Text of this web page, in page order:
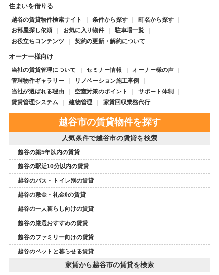
住まいを借りる
越谷の賃貸物件検索サイト 条件から探す
町名から探す
お部屋探し依頼
お気に入り物件
駐車場一覧
お役立ちコンテンツ
契約の更新・解約について
オーナー様向け
当社の賃貸管理について セミナー情報
オーナー様の声
管理物件ギャラリー
リノベーション施工事例
当社が選ばれる理由
空室対策のポイント
サポート体制
賃貸管理システム
建物管理 家賃回収業務代行
越谷市の賃貸物件を探す
人気条件で越谷市の賃貸を検索
越谷の築5年以内の賃貸
越谷の駅近10分以内の賃貸
越谷のバス・トイレ別の賃貸
越谷の敷金・礼金0の賃貸
越谷の一人暮らし向けの賃貸
越谷の厳選おすすめの賃貸
越谷のファミリー向けの賃貸
越谷のペットと暮らせる賃貸
家賃から越谷市の賃貸を検索